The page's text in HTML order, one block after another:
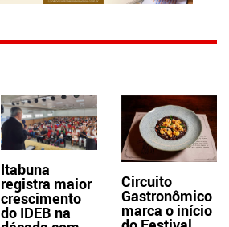
Itabuna
registra maior
crescimento
do IDEB na
Circuito
Gastronômico
marca o início